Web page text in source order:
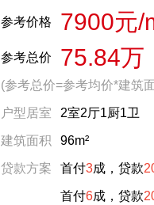
参考价格 7900元/
参考总价 75.84万
(参考总价=参考均价*建筑
户型居室 2室2厅1厨1卫
建筑面积 96m²
贷款方案 首付3成，贷款
首付6成，贷款